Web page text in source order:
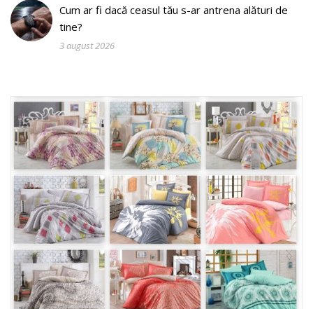
Cum ar fi dacă ceasul tău s-ar antrena alături de
tine?
3 august 2026